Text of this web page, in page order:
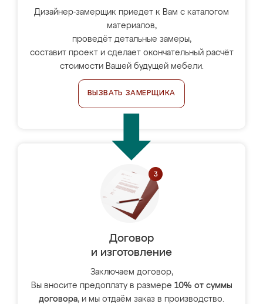
Дизайнер-замерщик приедет к Вам с каталогом
материалов,
проведёт детальные замеры,
составит проект и сделает окончательный расчёт
стоимости Вашей будущей мебели.
ВЫЗВАТЬ ЗАМЕРЩИКА
Договор
и изготовление
Заключаем договор,
Вы вносите предоплату в размере 10% от суммы
договора, и мы отдаём заказ в производство.